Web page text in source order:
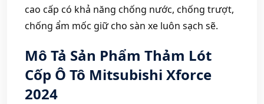
cao cấp có khả năng chống nước, chống trượt,
chống ẩm mốc giữ cho sàn xe luôn sạch sẽ.
Mô Tả Sản Phẩm Thảm Lót
Cốp Ô Tô Mitsubishi Xforce
2024